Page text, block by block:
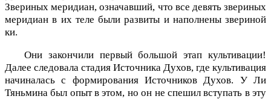
Звериных меридиан, означавший, что все девять звериных
меридиан в их теле были развиты и наполнены звериной
ки.
Они закончили первый большой этап культивации!
Далее следовала стадия Источника Духов, где культивация
начиналась с формирования Источников Духов. У Ли
Тяньмина был опыт в этом, но он не спешил вступать в эту